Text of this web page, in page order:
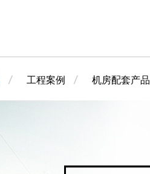
工程案例 机房配套产品